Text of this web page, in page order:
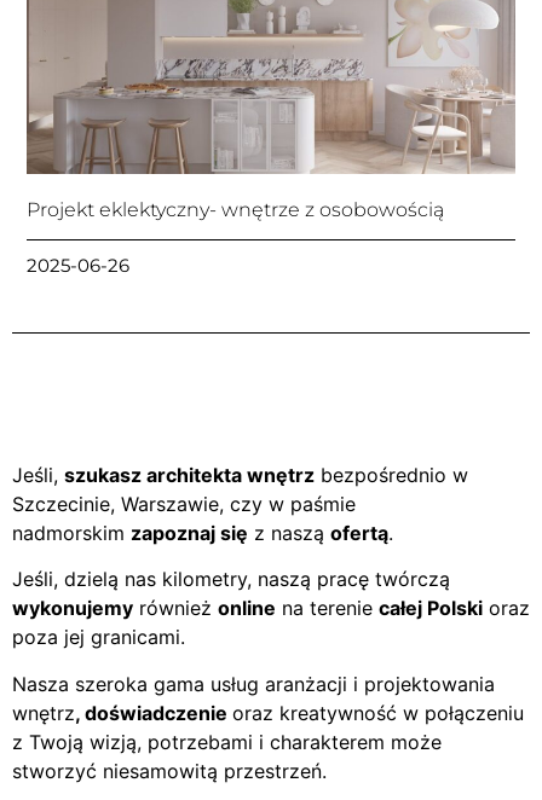
Projekt eklektyczny- wnętrze z osobowością
2025-06-26
Jeśli, szukasz architekta wnętrz bezpośrednio w
Szczecinie, Warszawie, czy w paśmie
nadmorskim zapoznaj się z naszą ofertą.
Jeśli, dzielą nas kilometry, naszą pracę twórczą
wykonujemy również online na terenie całej Polski oraz
poza jej granicami.
Nasza szeroka gama usług aranżacji i projektowania
wnętrz, doświadczenie oraz kreatywność w połączeniu
z Twoją wizją, potrzebami i charakterem może
stworzyć niesamowitą przestrzeń.